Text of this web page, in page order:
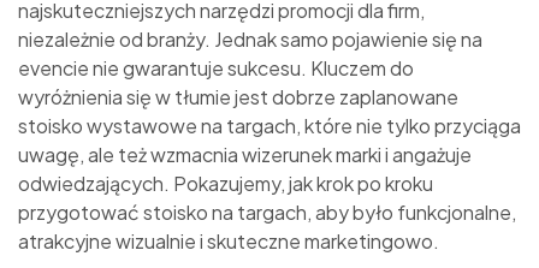
najskuteczniejszych narzędzi promocji dla firm,
niezależnie od branży. Jednak samo pojawienie się na
evencie nie gwarantuje sukcesu. Kluczem do
wyróżnienia się w tłumie jest dobrze zaplanowane
stoisko wystawowe na targach, które nie tylko przyciąga
uwagę, ale też wzmacnia wizerunek marki i angażuje
odwiedzających. Pokazujemy, jak krok po kroku
przygotować stoisko na targach, aby było funkcjonalne,
atrakcyjne wizualnie i skuteczne marketingowo.